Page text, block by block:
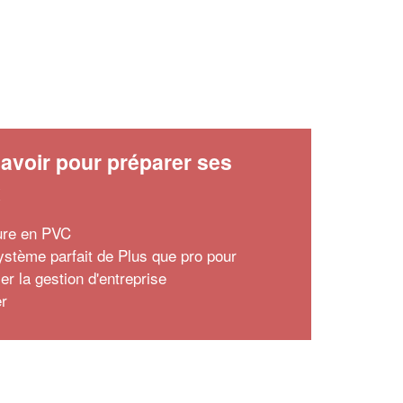
pour préparer ses
en PVC
parfait de Plus que pro pour
la gestion d'entreprise